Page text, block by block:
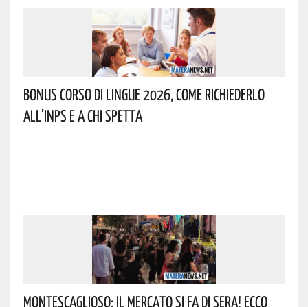
Bonus Corso Di Lingue 2026, Come Richiederlo
All’INPS E A Chi Spetta
Montescaglioso: Il Mercato Si Fa Di Sera! Ecco